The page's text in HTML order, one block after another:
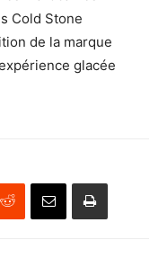
Cold Stone
de la marque
glacée